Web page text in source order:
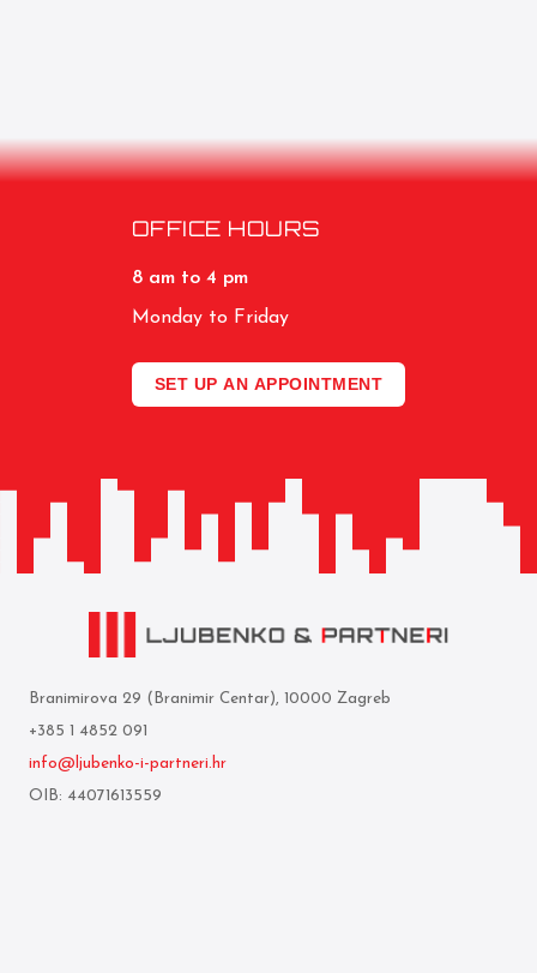
OFFICE HOURS
8 am to 4 pm
Monday to Friday
SET UP AN APPOINTMENT
Branimirova 29 (Branimir Centar), 10000 Zagreb
+385 1 4852 091
info@ljubenko-i-partneri.hr
OIB: 44071613559